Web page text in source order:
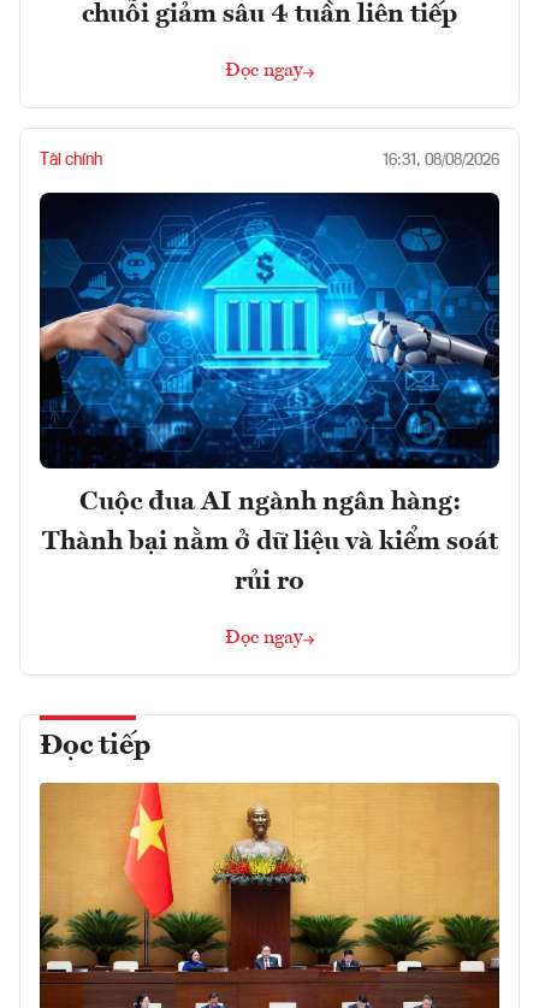
chuỗi giảm sâu 4 tuần liên tiếp
Đọc ngay
Tài chính 16:31, 08/08/2026
Cuộc đua AI ngành ngân hàng:
Thành bại nằm ở dữ liệu và kiểm soát
rủi ro
Đọc ngay
Đọc tiếp